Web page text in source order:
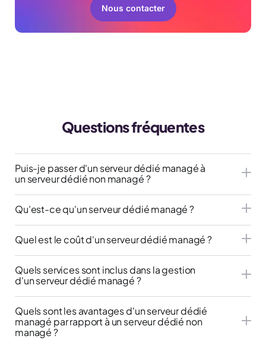
Nous contacter
Questions fréquentes
Puis-je passer d'un serveur dédié managé à
un serveur dédié non managé ?
Qu'est-ce qu'un serveur dédié managé ?
Quel est le coût d'un serveur dédié managé ?
Quels services sont inclus dans la gestion
d'un serveur dédié managé ?
Quels sont les avantages d'un serveur dédié
managé par rapport à un serveur dédié non
managé ?